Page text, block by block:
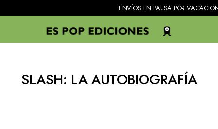
ENVÍOS EN PAUSA POR
SLASH: LA AUTOBIOGRAFÍA